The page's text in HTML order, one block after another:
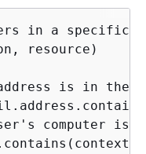
in a specific
resource)
is in the
computer is